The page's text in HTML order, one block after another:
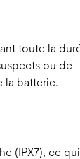
toute la
ou de
la batterie.
(IPX7), ce